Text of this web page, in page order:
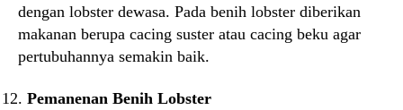
dengan lobster dewasa. Pada benih lobster diberikan
makanan berupa cacing suster atau cacing beku agar
pertubuhannya semakin baik.
Pemanenan Benih Lobster